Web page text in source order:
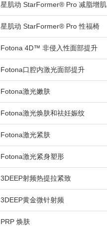
星肌动 StarFormer® Pro 减脂增肌
星肌动 StarFormer® Pro 性福椅
Fotona 4D™ 非侵入性面部提升
Fotona口腔内激光面部提升
Fotona激光嫩肤
Fotona激光焕肤和祛妊娠纹
Fotona激光紧肤
Fotona激光紧身塑形
3DEEP射频热提拉紧致
3DEEP黄金微针射频
PRP 焕肤